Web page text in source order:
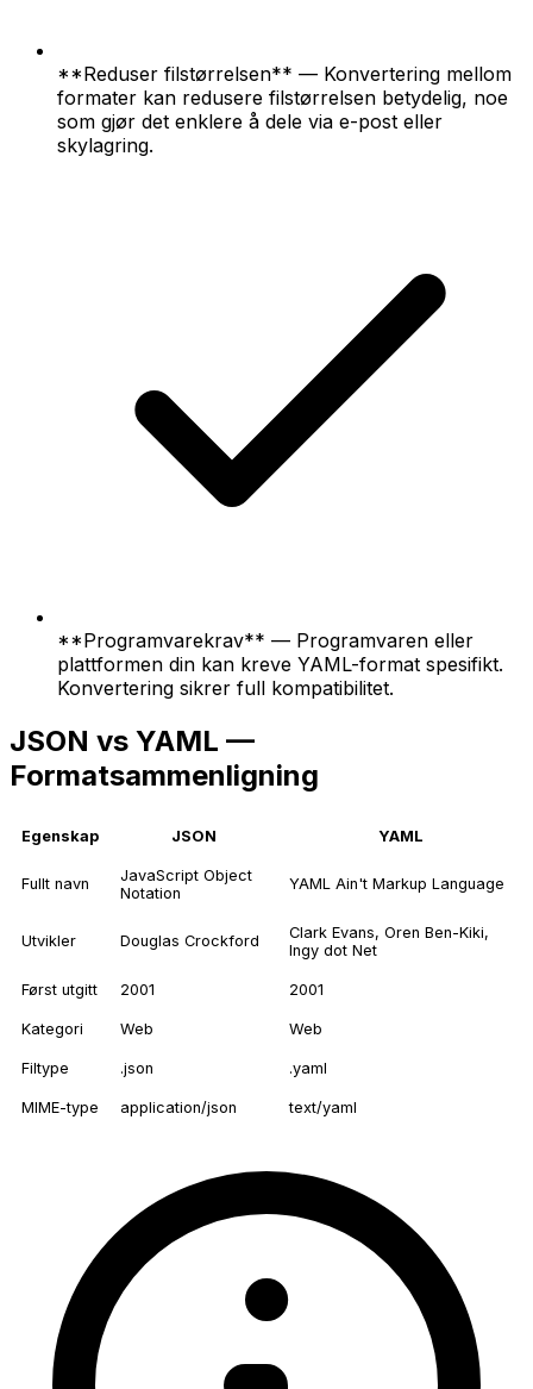
**Reduser filstørrelsen** — Konvertering mellom
formater kan redusere filstørrelsen betydelig, noe
som gjør det enklere å dele via e-post eller
skylagring.
**Programvarekrav** — Programvaren eller
plattformen din kan kreve YAML-format spesifikt.
Konvertering sikrer full kompatibilitet.
JSON vs YAML —
Formatsammenligning
Egenskap JSON YAML
Fullt navn
JavaScript Object
Notation
YAML Ain't Markup Language
Utvikler Douglas Crockford
Clark Evans, Oren Ben-Kiki,
Ingy dot Net
Først utgitt 2001 2001
Kategori Web Web
Filtype .json .yaml
MIME-type application/json text/yaml